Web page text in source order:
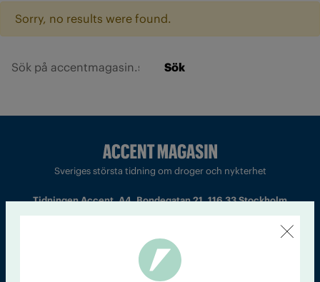
Sorry, no results were found.
Sök
Sveriges största tidning om droger och nykterhet
Tidningen Accent, A4, Bondegatan 21, 116 33 Stockholm
Chefredaktör och ansvarig utgivare: Barbro Janson Lundkvist,
barbro@a4.se.